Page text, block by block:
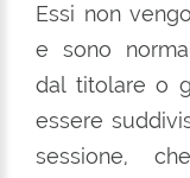
Essi non
e sono
dal titolare o
essere
sessione,